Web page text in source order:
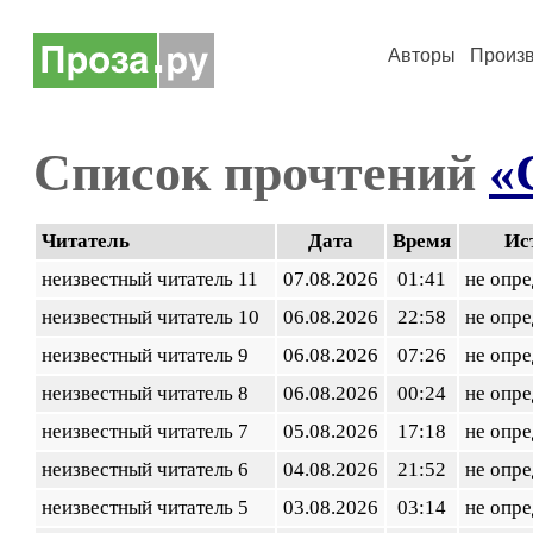
Авторы
Список прочтений
Читатель Дата Время
неизвестный читатель 11
07.08.2026 01:41
не
неизвестный читатель 10
06.08.2026 22:58
не
неизвестный читатель 9
06.08.2026 07:26
не
неизвестный читатель 8
06.08.2026 00:24
не
неизвестный читатель 7
05.08.2026 17:18
не
неизвестный читатель 6
04.08.2026 21:52
не
неизвестный читатель 5
03.08.2026 03:14
не